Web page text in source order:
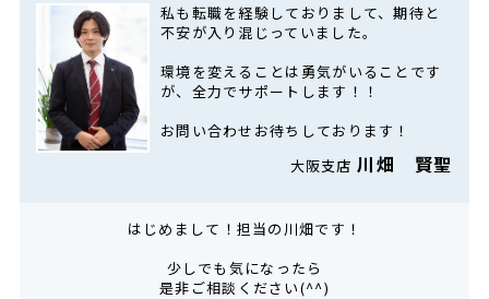
私も転職を経験しておりまして、期待と
不安が入り混じっていました。
環境を変えることは勇気がいることです
が、全力でサポートします！！
お問い合わせお待ちしております！
大阪支店川畑 賢聖
はじめまして！担当の川畑です！
少しでも気になったら
是非ご相談ください(^^)